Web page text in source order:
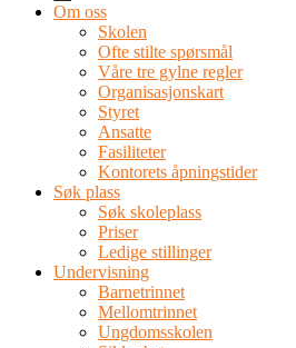
Om oss
Skolen
Ofte stilte spørsmål
Våre tre gylne regler
Organisasjonskart
Styret
Ansatte
Fasiliteter
Kontorets åpningstider
Søk plass
Søk skoleplass
Priser
Ledige stillinger
Undervisning
Barnetrinnet
Mellomtrinnet
Ungdomsskolen